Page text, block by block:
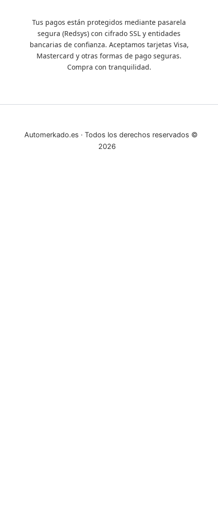
Tus pagos están protegidos mediante pasarela
segura (Redsys) con cifrado SSL y entidades
bancarias de confianza. Aceptamos tarjetas Visa,
Mastercard y otras formas de pago seguras.
Compra con tranquilidad.
Automerkado.es · Todos los derechos reservados ©
2026